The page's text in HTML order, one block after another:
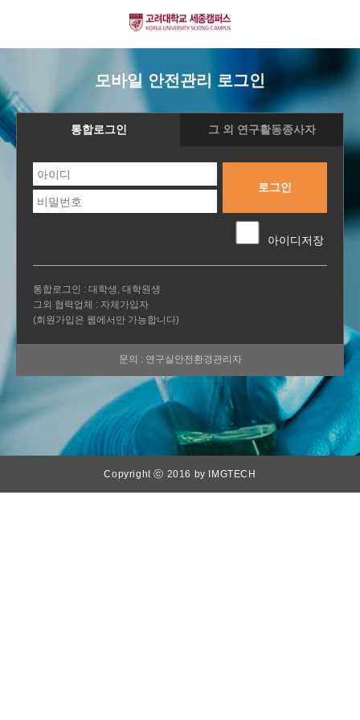
모바일 안전관리 로그인
통합로그인 그 외 연구활동종사자
로그인
아이디저장
통합로그인 : 대학생, 대학원생
그외 협력업체 : 자체가입자
(회원가입은 웹에서만 가능합니다)
문의 : 연구실안전환경관리자
Copyright ⓒ 2016 by IMGTECH